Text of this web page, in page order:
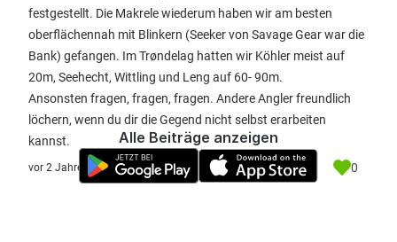
festgestellt. Die Makrele wiederum haben wir am besten
oberflächennah mit Blinkern (Seeker von Savage Gear war die
Bank) gefangen. Im Trøndelag hatten wir Köhler meist auf
20m, Seehecht, Wittling und Leng auf 60- 90m.
Ansonsten fragen, fragen, fragen. Andere Angler freundlich
löchern, wenn du dir die Gegend nicht selbst erarbeiten
kannst.
vor 2 Jahre 0
Alle Beiträge anzeigen